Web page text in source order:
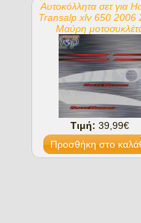
Αυτοκόλλητα σετ για
Transalp xlv 650 2006
Μαύρη
Τιμή:39,99€